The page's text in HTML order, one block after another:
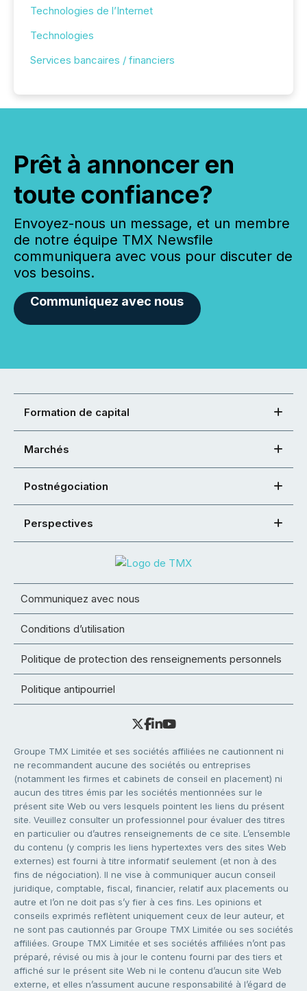
Technologies de l’Internet
Technologies
Services bancaires / financiers
Prêt à annoncer en
toute confiance?
Envoyez-nous un message, et un membre
de notre équipe TMX Newsfile
communiquera avec vous pour discuter de
vos besoins.
Communiquez avec nous
Formation de capital
Marchés
Postnégociation
Perspectives
Communiquez avec nous
Conditions d’utilisation
Politique de protection des renseignements personnels
Politique antipourriel
Groupe TMX Limitée et ses sociétés affiliées ne cautionnent ni
ne recommandent aucune des sociétés ou entreprises
(notamment les firmes et cabinets de conseil en placement) ni
aucun des titres émis par les sociétés mentionnées sur le
présent site Web ou vers lesquels pointent les liens du présent
site. Veuillez consulter un professionnel pour évaluer des titres
en particulier ou d’autres renseignements de ce site. L’ensemble
du contenu (y compris les liens hypertextes vers des sites Web
externes) est fourni à titre informatif seulement (et non à des
fins de négociation). Il ne vise à communiquer aucun conseil
juridique, comptable, fiscal, financier, relatif aux placements ou
autre et l’on ne doit pas s’y fier à ces fins. Les opinions et
conseils exprimés reflètent uniquement ceux de leur auteur, et
ne sont pas cautionnés par Groupe TMX Limitée ou ses sociétés
affiliées. Groupe TMX Limitée et ses sociétés affiliées n’ont pas
préparé, révisé ou mis à jour le contenu fourni par des tiers et
affiché sur le présent site Web ni le contenu d’aucun site Web
externe, et elles n’assument aucune responsabilité à l’égard de